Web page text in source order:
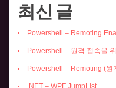
최신 글
Powershell – Remoting
Powershell – 원격 접속을
Powershell – Remoting (원
.NET – WPF JumpList